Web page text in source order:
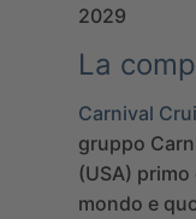
2029
La
Carnival
gruppo
(USA)
mondo e